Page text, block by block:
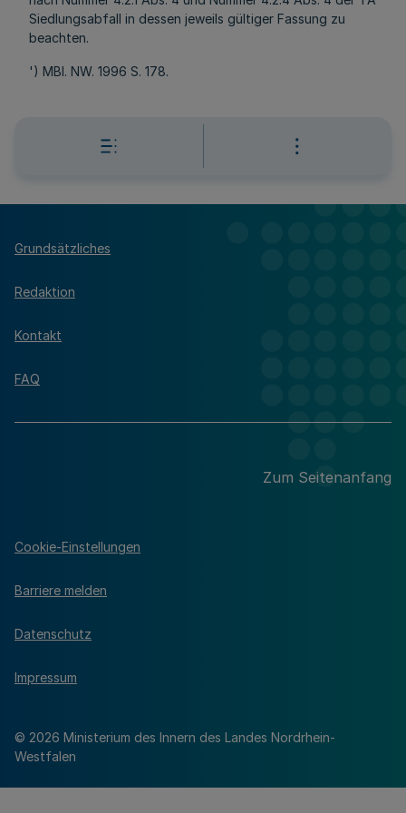
Siedlungsabfall in dessen jeweils gültiger Fassung zu
beachten.
') MBl. NW. 1996 S. 178.
Grundsätzliches
Redaktion
Kontakt
FAQ
Zum Seitenanfang
© 2026 Ministerium des Innern des Landes Nordrhein-
Westfalen
Cookie-Einstellungen
Barriere melden
Datenschutz
Impressum